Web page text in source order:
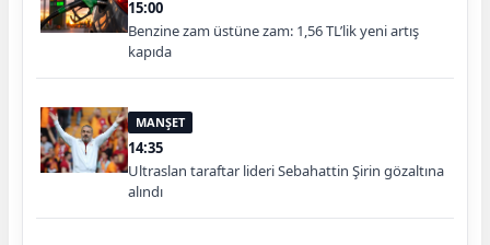
15:00
Benzine zam üstüne zam: 1,56 TL’lik yeni artış
kapıda
MANŞET
14:35
Ultraslan taraftar lideri Sebahattin Şirin gözaltına
alındı